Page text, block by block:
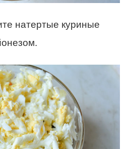
натертые куриные